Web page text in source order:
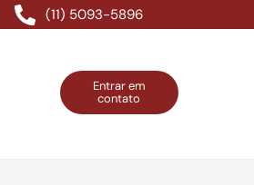
(11) 5093-5896
Entrar em
contato